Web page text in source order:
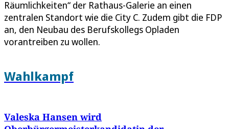
Räumlichkeiten“ der Rathaus-Galerie an einen
zentralen Standort wie die City C. Zudem gibt die FDP
an, den Neubau des Berufskollegs Opladen
vorantreiben zu wollen.
Wahlkampf
Valeska Hansen wird